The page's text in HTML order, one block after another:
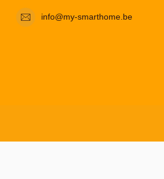
info@my-smarthome.be